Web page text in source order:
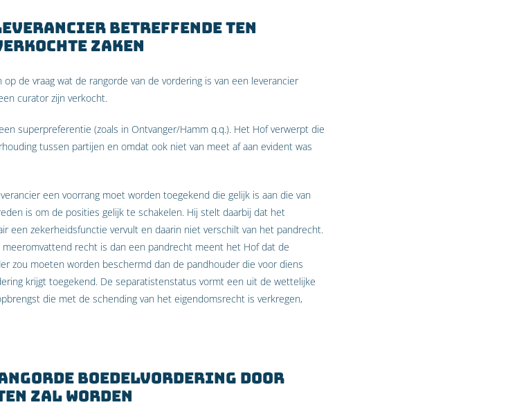
betreffende ten
zaken
de vraag wat de rangorde van de vordering is van een leverancier
curator zijn verkocht.
superpreferentie (zoals in Ontvanger/Hamm q.q.). Het Hof verwerpt die
tussen partijen en omdat ook niet van meet af aan evident was
een voorrang moet worden toegekend die gelijk is aan die van
is om de posities gelijk te schakelen. Hij stelt daarbij dat het
een zekerheidsfunctie vervult en daarin niet verschilt van het pandrecht.
recht is dan een pandrecht meent het Hof dat de
zou moeten worden beschermd dan de pandhouder die voor diens
krijgt toegekend. De separatistenstatus vormt een uit de wettelijke
die met de schending van het eigendomsrecht is verkregen,
boedelvordering door
zal worden